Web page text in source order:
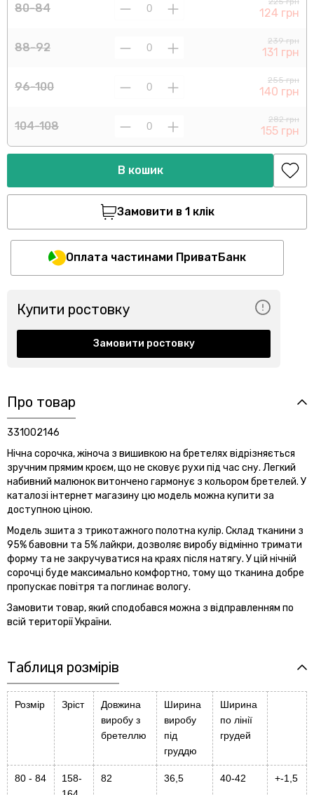
80-84
88-92
96-100
104-108
124 грн
239 грн
131 грн
255 грн
140 грн
282 грн
155 грн
В кошик
Замовити в 1 клік
Оплата частинами ПриватБанк
Купити ростовку
Замовити ростовку
Про товар
331002146
Нічна сорочка, жіноча з вишивкою на бретелях відрізняється
зручним прямим кроєм, що не сковує рухи під час сну. Легкий
набивний малюнок витончено гармонує з кольором бретелей. У
каталозі інтернет магазину цю модель можна купити за
доступною ціною.
Модель зшита з трикотажного полотна кулір. Склад тканини з
95% бавовни та 5% лайкри, дозволяє виробу відмінно тримати
форму та не закручуватися на краях після натягу. У цій нічній
сорочці буде максимально комфортно, тому що тканина добре
пропускає повітря та поглинає вологу.
Замовити товар, який сподобався можна з відправленням по
всій території України.
Таблиця розмірів
Розмір Зріст
Довжина
виробу з
бретеллю
Ширина
виробу
під
груддю
Ширина
по лінії
грудей
80 - 84
158-
82 36,5 40-42 +-1,5